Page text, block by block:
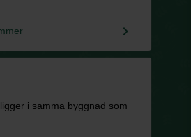
keyboard_arrow_right
i samma byggnad som